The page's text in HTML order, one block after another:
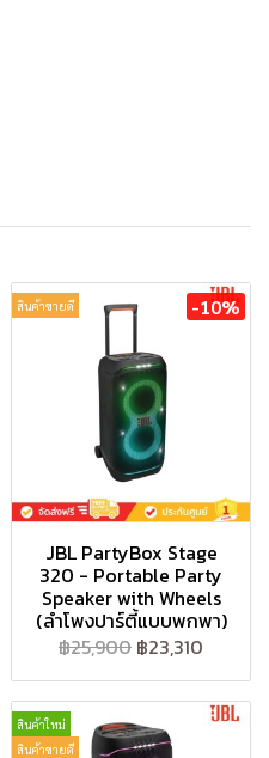
สินค้าขายดี -10%
JBL PartyBox Stage
320 - Portable Party
Speaker with Wheels
(ลำโพงปาร์ตี้แบบพกพา)
฿25,900 ฿23,310
สินค้าใหม่
สินค้าขายดี